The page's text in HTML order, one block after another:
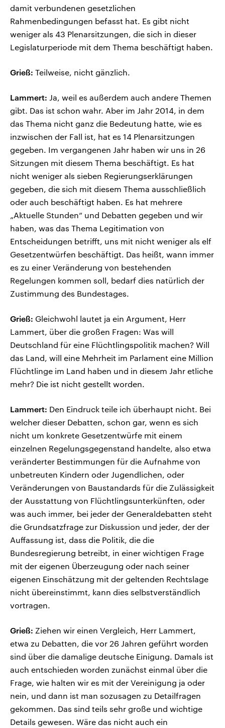
damit verbundenen gesetzlichen
Rahmenbedingungen befasst hat. Es gibt nicht
weniger als 43 Plenarsitzungen, die sich in dieser
Legislaturperiode mit dem Thema beschäftigt haben.
Grieß: Teilweise, nicht gänzlich.
Lammert: Ja, weil es außerdem auch andere Themen
gibt. Das ist schon wahr. Aber im Jahr 2014, in dem
das Thema nicht ganz die Bedeutung hatte, wie es
inzwischen der Fall ist, hat es 14 Plenarsitzungen
gegeben. Im vergangenen Jahr haben wir uns in 26
Sitzungen mit diesem Thema beschäftigt. Es hat
nicht weniger als sieben Regierungserklärungen
gegeben, die sich mit diesem Thema ausschließlich
oder auch beschäftigt haben. Es hat mehrere
„Aktuelle Stunden“ und Debatten gegeben und wir
haben, was das Thema Legitimation von
Entscheidungen betrifft, uns mit nicht weniger als elf
Gesetzentwürfen beschäftigt. Das heißt, wann immer
es zu einer Veränderung von bestehenden
Regelungen kommen soll, bedarf dies natürlich der
Zustimmung des Bundestages.
Grieß: Gleichwohl lautet ja ein Argument, Herr
Lammert, über die großen Fragen: Was will
Deutschland für eine Flüchtlingspolitik machen? Will
das Land, will eine Mehrheit im Parlament eine Million
Flüchtlinge im Land haben und in diesem Jahr etliche
mehr? Die ist nicht gestellt worden.
Lammert: Den Eindruck teile ich überhaupt nicht. Bei
welcher dieser Debatten, schon gar, wenn es sich
nicht um konkrete Gesetzentwürfe mit einem
einzelnen Regelungsgegenstand handelte, also etwa
veränderter Bestimmungen für die Aufnahme von
unbetreuten Kindern oder Jugendlichen, oder
Veränderungen von Baustandards für die Zulässigkeit
der Ausstattung von Flüchtlingsunterkünften, oder
was auch immer, bei jeder der Generaldebatten steht
die Grundsatzfrage zur Diskussion und jeder, der der
Auffassung ist, dass die Politik, die die
Bundesregierung betreibt, in einer wichtigen Frage
mit der eigenen Überzeugung oder nach seiner
eigenen Einschätzung mit der geltenden Rechtslage
nicht übereinstimmt, kann dies selbstverständlich
vortragen.
Grieß: Ziehen wir einen Vergleich, Herr Lammert,
etwa zu Debatten, die vor 26 Jahren geführt worden
sind über die damalige deutsche Einigung. Damals ist
auch entschieden worden zunächst einmal über die
Frage, wie halten wir es mit der Vereinigung ja oder
nein, und dann ist man sozusagen zu Detailfragen
gekommen. Das sind teils sehr große und wichtige
Details gewesen. Wäre das nicht auch ein